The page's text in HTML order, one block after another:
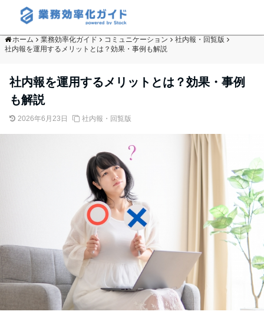
ホーム 業務効率化ガイド コミュニケーション
社内報・回覧版
社内報を運用するメリットとは？効果・事例も解説
社内報を運用するメリットとは？効果・事例
も解説
2026年6月23日 社内報・回覧版